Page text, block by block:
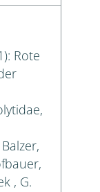
Rote
, G.